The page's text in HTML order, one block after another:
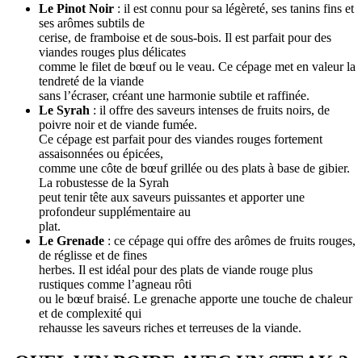
Le Pinot Noir : il est connu pour sa légèreté, ses tanins fins et
ses arômes subtils de
cerise, de framboise et de sous-bois. Il est parfait pour des
viandes rouges plus délicates
comme le filet de bœuf ou le veau. Ce cépage met en valeur la
tendreté de la viande
sans l’écraser, créant une harmonie subtile et raffinée.
Le Syrah : il offre des saveurs intenses de fruits noirs, de
poivre noir et de viande fumée.
Ce cépage est parfait pour des viandes rouges fortement
assaisonnées ou épicées,
comme une côte de bœuf grillée ou des plats à base de gibier.
La robustesse de la Syrah
peut tenir tête aux saveurs puissantes et apporter une
profondeur supplémentaire au
plat.
Le Grenade : ce cépage qui offre des arômes de fruits rouges,
de réglisse et de fines
herbes. Il est idéal pour des plats de viande rouge plus
rustiques comme l’agneau rôti
ou le bœuf braisé. Le grenache apporte une touche de chaleur
et de complexité qui
rehausse les saveurs riches et terreuses de la viande.